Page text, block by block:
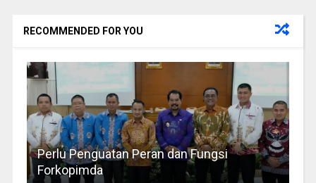
RECOMMENDED FOR YOU
Perlu Penguatan Peran dan Fungsi
Forkopimda